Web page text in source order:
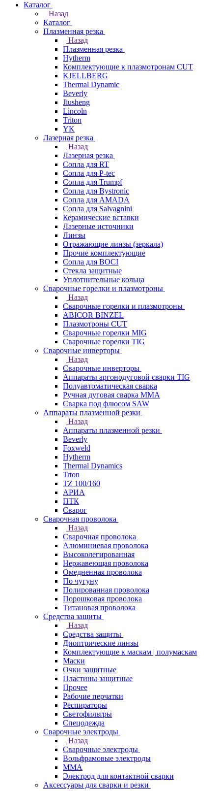
Каталог
Назад
Каталог
Плазменная резка
Назад
Плазменная резка
Hytherm
Комплектующие к плазмотронам CUT
KJELLBERG
Thermal Dynamic
Beverly
Jiusheng
Lincoln
Triton
YK
Лазерная резка
Назад
Лазерная резка
Сопла для RT
Сопла для P-tec
Сопла для Trumpf
Сопла для Bystronic
Сопла для AMADA
Сопла для Salvagnini
Керамические вставки
Лазерные источники
Линзы
Отражающие линзы (зеркала)
Прочие комплектующие
Сопла для BOCI
Стекла защитные
Уплотнительные кольца
Сварочные горелки и плазмотроны
Назад
Сварочные горелки и плазмотроны
ABICOR BINZEL
Плазмотроны CUT
Сварочные горелки MIG
Сварочные горелки TIG
Сварочные инверторы
Назад
Сварочные инверторы
Аппараты аргонодуговой сварки TIG
Полуавтоматическая сварка
Ручная дуговая сварка MMA
Сварка под флюсом SAW
Аппараты плазменной резки
Назад
Аппараты плазменной резки
Beverly
Foxweld
Hytherm
Thermal Dynamics
Trton
TZ 100/160
АРИА
ПТК
Сварог
Сварочная проволока
Назад
Сварочная проволока
Алюминиевая проволока
Высоколегированная
Нержавеющая проволока
Омедненная проволока
По чугуну
Полированная проволока
Порошковая проволока
Титановая проволока
Средства защиты
Назад
Средства защиты
Диоптрические линзы
Комплектующие к маскам | полумаскам
Маски
Очки защитные
Пластины защитные
Прочее
Рабочие перчатки
Респираторы
Светофильтры
Спецодежда
Сварочные электроды
Назад
Сварочные электроды
Вольфрамовые электроды
ММА
Электрод для контактной сварки
Аксессуары для сварки и резки